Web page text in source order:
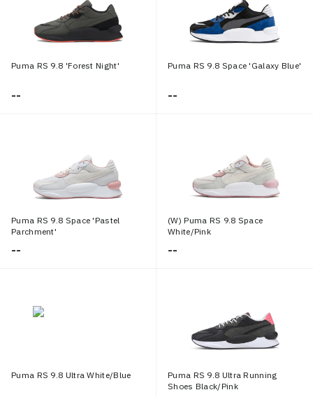
Puma RS 9.8 'Forest Night'
--
Puma RS 9.8 Space 'Galaxy Blue'
--
Puma RS 9.8 Space 'Pastel
Parchment'
--
(W) Puma RS 9.8 Space
White/Pink
--
Puma RS 9.8 Ultra White/Blue
Puma RS 9.8 Ultra Running
Shoes Black/Pink